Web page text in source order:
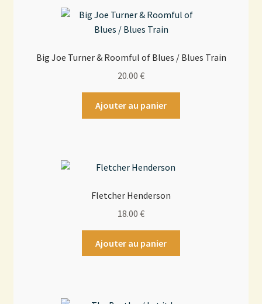
Big Joe Turner & Roomful of Blues / Blues Train
20.00 €
Ajouter au panier
Fletcher Henderson
18.00 €
Ajouter au panier